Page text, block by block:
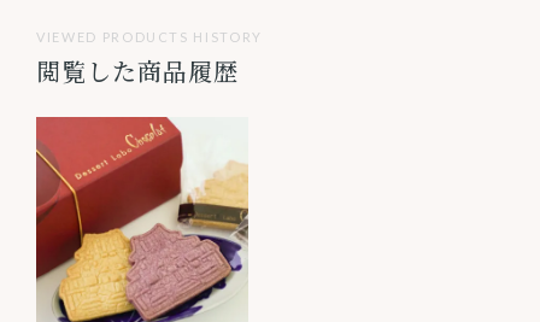
VIEWED PRODUCTS HISTORY
閲覧した商品履歴